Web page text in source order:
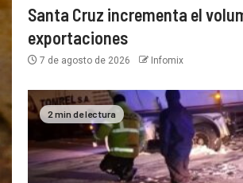
Santa Cruz incrementa el
exportaciones
7 de agosto de 2026 Infomix
2 min de lectura